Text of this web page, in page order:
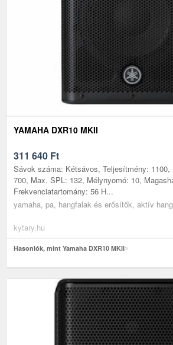
YAMAHA DXR10 MKII
311 640 Ft
Sávok száma: Kétsávos, Teljesítmény:
700, Max. SPL: 132, Mélynyomó: 10,
Frekvenciatartomány: 56 H...
yamaha, pa, hangfalak és erősítők, aktív
kytary.hu
Hasonlók, mint Yamaha DXR10 MKII